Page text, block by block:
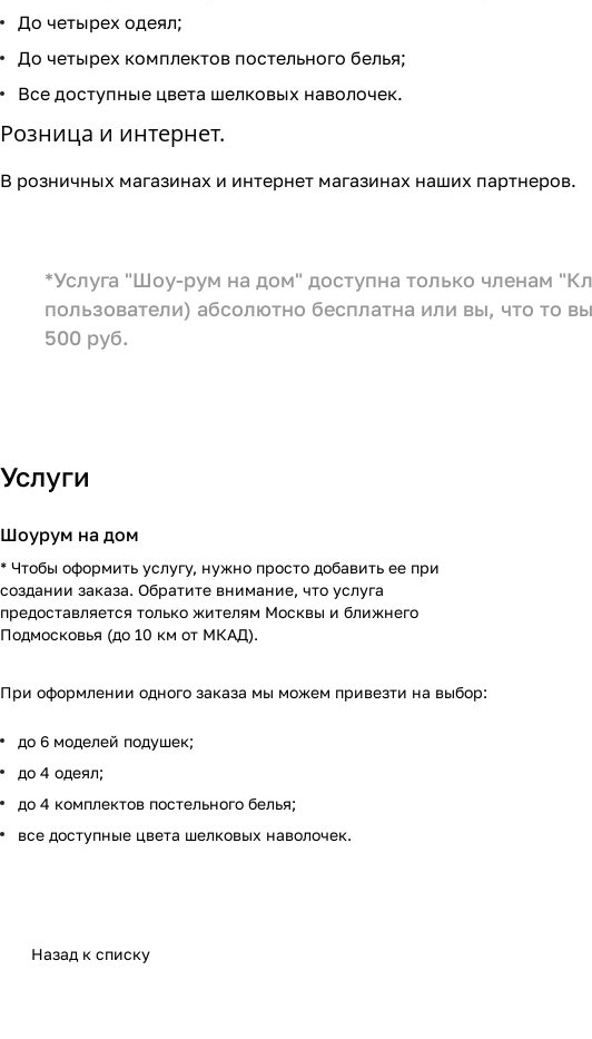
До четырех одеял;
До четырех комплектов постельного белья;
Все доступные цвета шелковых наволочек.
Розница и интернет.
В розничных магазинах и интернет магазинах наших партнеров.
*Услуга "Шоу-рум на дом" доступна только членам
пользователи) абсолютно бесплатна или вы, что то
500 руб.
Услуги
Шоурум на дом
* Чтобы оформить услугу, нужно просто добавить ее при
создании заказа. Обратите внимание, что услуга
предоставляется только жителям Москвы и ближнего
Подмосковья (до 10 км от МКАД).
При оформлении одного заказа мы можем привезти на выбор:
до 6 моделей подушек;
до 4 одеял;
до 4 комплектов постельного белья;
все доступные цвета шелковых наволочек.
Назад к списку